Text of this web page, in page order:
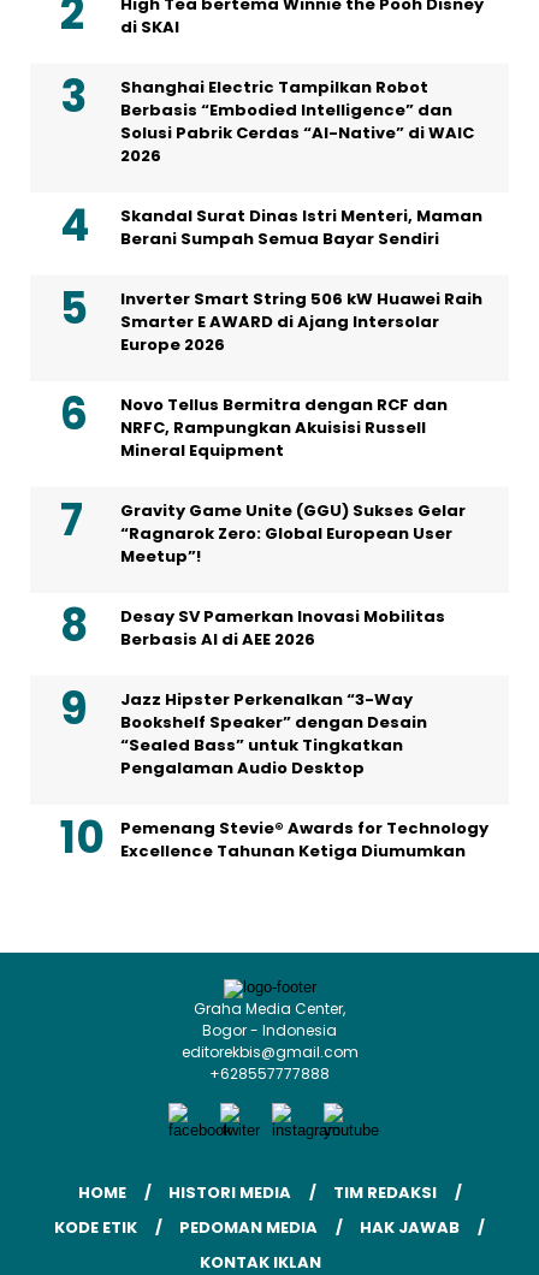
di SKAI
Shanghai Electric Tampilkan Robot
Berbasis “Embodied Intelligence” dan
Solusi Pabrik Cerdas “AI-Native” di WAIC
2026
Skandal Surat Dinas Istri Menteri, Maman
Berani Sumpah Semua Bayar Sendiri
Inverter Smart String 506 kW Huawei Raih
Smarter E AWARD di Ajang Intersolar
Europe 2026
Novo Tellus Bermitra dengan RCF dan
NRFC, Rampungkan Akuisisi Russell
Mineral Equipment
Gravity Game Unite (GGU) Sukses Gelar
“Ragnarok Zero: Global European User
Meetup”!
Desay SV Pamerkan Inovasi Mobilitas
Berbasis AI di AEE 2026
Jazz Hipster Perkenalkan “3-Way
Bookshelf Speaker” dengan Desain
“Sealed Bass” untuk Tingkatkan
Pengalaman Audio Desktop
Pemenang Stevie® Awards for Technology
Excellence Tahunan Ketiga Diumumkan
Graha Media Center,
Bogor - Indonesia
editorekbis@gmail.com
+628557777888
HOME HISTORI MEDIA
TIM REDAKSI
KODE ETIK
PEDOMAN MEDIA
HAK JAWAB
KONTAK IKLAN